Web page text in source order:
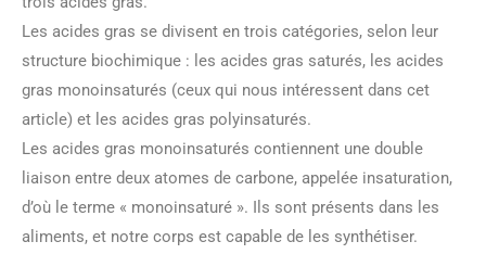
Les acides gras se divisent en trois catégories, selon leur
structure biochimique : les acides gras saturés, les acides
gras monoinsaturés (ceux qui nous intéressent dans cet
article) et les acides gras polyinsaturés.
Les acides gras monoinsaturés contiennent une double
liaison entre deux atomes de carbone, appelée insaturation,
d’où le terme « monoinsaturé ». Ils sont présents dans les
aliments, et notre corps est capable de les synthétiser.